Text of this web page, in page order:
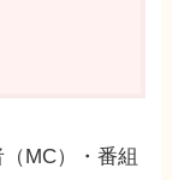
MC）・番組